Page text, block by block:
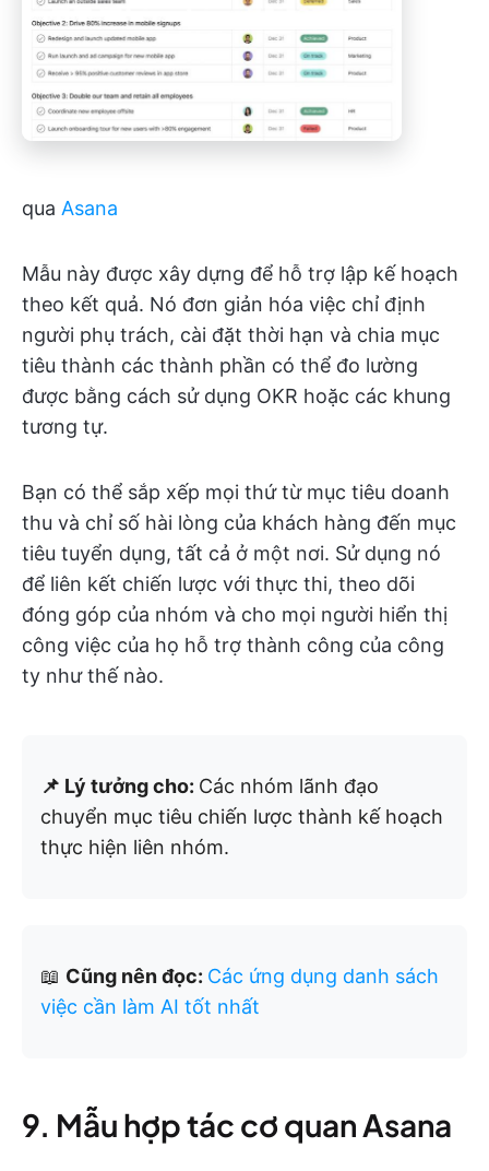
qua Asana
Mẫu này được xây dựng để hỗ trợ lập kế hoạch
theo kết quả. Nó đơn giản hóa việc chỉ định
người phụ trách, cài đặt thời hạn và chia mục
tiêu thành các thành phần có thể đo lường
được bằng cách sử dụng OKR hoặc các khung
tương tự.
Bạn có thể sắp xếp mọi thứ từ mục tiêu doanh
thu và chỉ số hài lòng của khách hàng đến mục
tiêu tuyển dụng, tất cả ở một nơi. Sử dụng nó
để liên kết chiến lược với thực thi, theo dõi
đóng góp của nhóm và cho mọi người hiển thị
công việc của họ hỗ trợ thành công của công
ty như thế nào.
📌 Lý tưởng cho: Các nhóm lãnh đạo
chuyển mục tiêu chiến lược thành kế hoạch
thực hiện liên nhóm.
📖 Cũng nên đọc: Các ứng dụng danh sách
việc cần làm AI tốt nhất
9. Mẫu hợp tác cơ quan Asana